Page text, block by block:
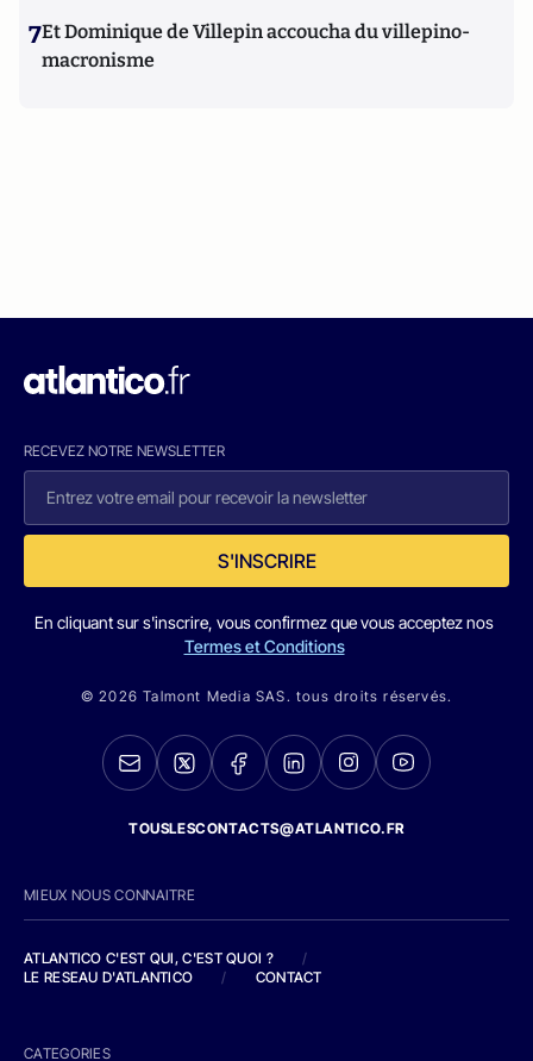
7Et Dominique de Villepin accoucha du villepino-
macronisme
RECEVEZ NOTRE NEWSLETTER
S'INSCRIRE
En cliquant sur s'inscrire, vous confirmez que vous acceptez nos
Termes et Conditions
© 2026 Talmont Media SAS. tous droits réservés.
TOUSLESCONTACTS@ATLANTICO.FR
MIEUX NOUS CONNAITRE
ATLANTICO C'EST QUI, C'EST QUOI ?
/
LE RESEAU D'ATLANTICO
/ CONTACT
CATEGORIES